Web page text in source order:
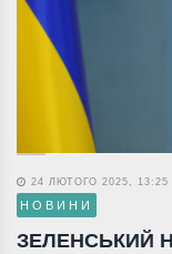
24 ЛЮТОГО 2025, 13:25
НОВИНИ
ЗЕЛЕНСЬКИЙ